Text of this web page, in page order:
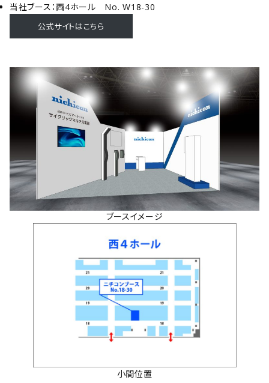
当社ブース：西4ホール No. W18-30
公式サイトはこちら
ブースイメージ
小間位置